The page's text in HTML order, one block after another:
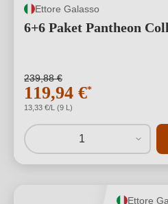
Ettore Galasso
6+6 Paket Pantheon
239,88 €
119,94 €*
13,33 €/L (9 L)
1
Ettore